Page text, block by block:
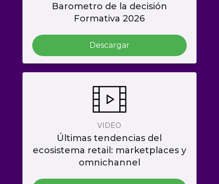
Barometro de la decisión
Formativa 2026
Descargar
VIDEO
Últimas tendencias del
ecosistema retail: marketplaces y
omnichannel